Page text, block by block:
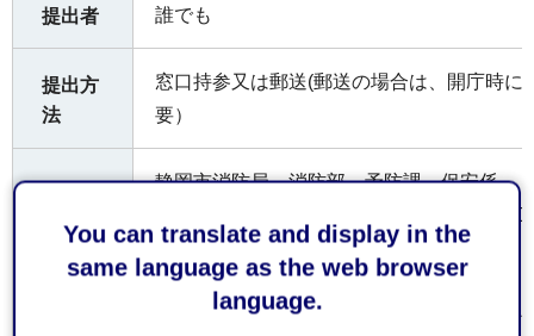
You can translate and display in the
same language as the web browser
language.
提出者 誰でも
提出方
法
窓口持参又は郵送(郵送の場合は、開庁時に
要）
静岡市消防局 消防部 予防課 保安係
〒422-8074 静岡市駿河区南⼋幡町10番
（受付時間）
平日午前8時30分から午後5時15分まで
なお、土日祝日及び年末年始（12月29日か